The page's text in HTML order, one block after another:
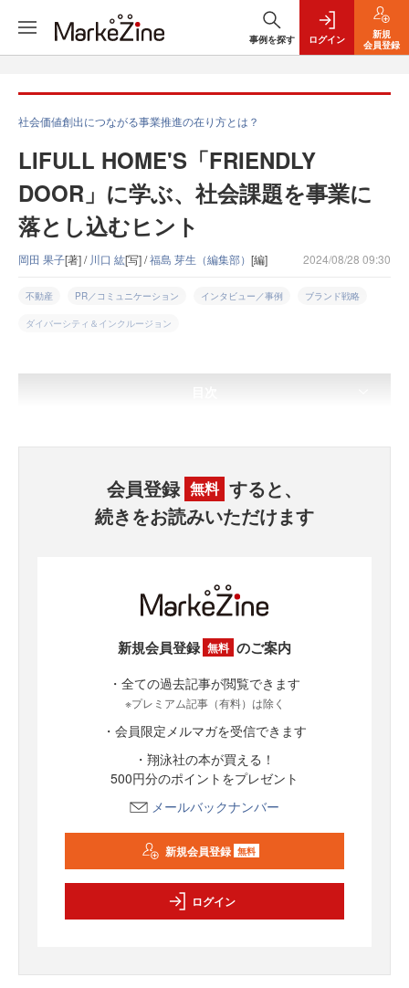
事例を探す ログイン
新規
会員登録
社会価値創出につながる事業推進の在り方とは？
LIFULL HOME'S「FRIENDLY
DOOR」に学ぶ、社会課題を事業に
落とし込むヒント
岡田 果子[著] / 川口 紘[写] /福島 芽生（編集部） [編] 2024/08/28 09:30
不動産 PR／コミュニケーション インタビュー／事例 ブランド戦略
ダイバーシティ＆インクルージョン
会員登録 無料 すると、
続きをお読みいただけます
新規会員登録 無料 のご案内
・全ての過去記事が閲覧できます
※プレミアム記事（有料）は除く
・会員限定メルマガを受信できます
・翔泳社の本が買える！
500円分のポイントをプレゼント
メールバックナンバー
新規会員登録 無料
ログイン